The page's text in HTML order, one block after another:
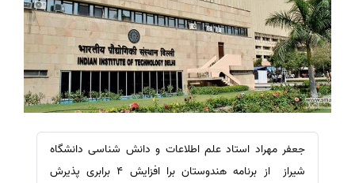
جعفر مهراد استاد علم اطلاعات و دانش شناسی دانشگاه
شیراز از برنامه هندوستان برا افزایش 4 برابری پذیرش